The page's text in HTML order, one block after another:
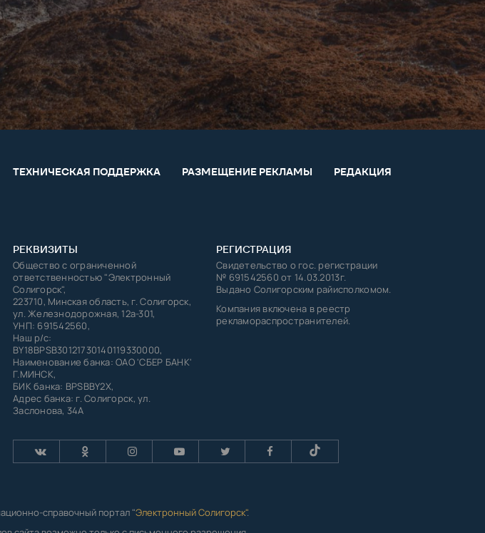
ТЕХНИЧЕСКАЯ ПОДДЕРЖКА РАЗМЕЩЕНИЕ РЕКЛАМЫ РЕДАКЦИЯ
РЕКВИЗИТЫ
Общество с ограниченной
ответственностью "Электронный
Солигорск",
223710, Минская область, г. Солигорск,
ул. Железнодорожная, 12а-301,
УНП: 691542560,
Наш р/с:
BY18BPSB30121730140119330000,
Наименование банка: ОАО 'СБЕР БАНК'
Г.МИНСК,
БИК банка: BPSBBY2X,
Адрес банка: г. Солигорск, ул.
Заслонова, 34А
РЕГИСТРАЦИЯ
Свидетельство о гос. регистрации
№ 691542560 от 14.03.2013г.
Выдано Солигорским райисполкомом.
Компания включена в реестр
рекламораспространителей.
справочный портал "Электронный Солигорск".